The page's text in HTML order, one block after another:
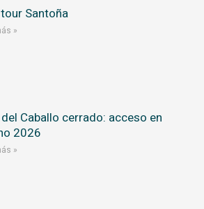
Santoña
»
Caballo cerrado: acceso en
2026
»